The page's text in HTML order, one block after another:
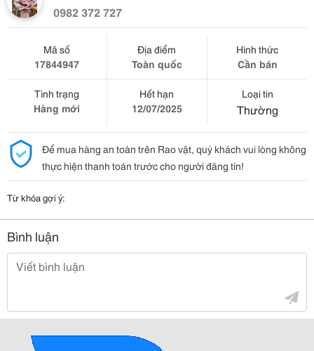
0982 372 727
Mã số
17844947
Địa điểm
Toàn quốc
Hình thức
Cần bán
Tình trạng
Hàng mới
Hết hạn
12/07/2025
Loại tin
Thường
Để mua hàng an toàn trên Rao vặt, quý khách vui lòng không
thực hiện thanh toán trước cho người đăng tin!
Từ khóa gợi ý:
Bình luận